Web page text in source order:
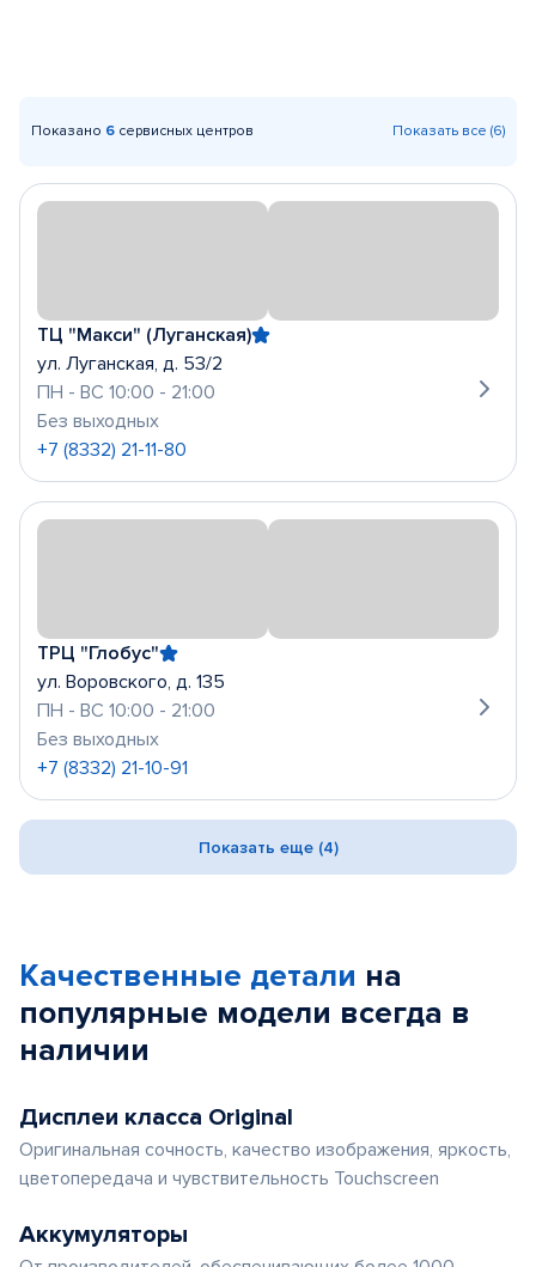
Показано 6 сервисных центров Показать все (6)
ТЦ "Макси" (Луганская)
ул. Луганская, д. 53/2
ПН - ВС 10:00 - 21:00
Без выходных
+7 (8332) 21-11-80
ТРЦ "Глобус"
ул. Воровского, д. 135
ПН - ВС 10:00 - 21:00
Без выходных
+7 (8332) 21-10-91
Показать еще (4)
Качественные детали на
популярные модели всегда в
наличии
Дисплеи класса Original
Оригинальная сочность, качество изображения, яркость,
цветопередача и чувствительность Touchscreen
Аккумуляторы